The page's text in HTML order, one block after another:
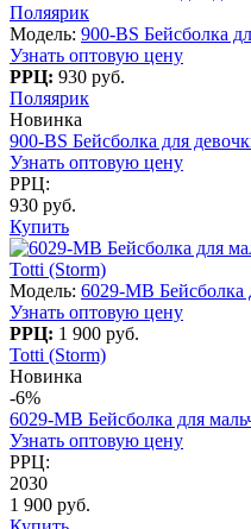
Поляярик
Модель: 900-BS Бейсболка
Узнать оптовую цену
РРЦ: 930 руб.
Поляярик
Новинка
900-BS Бейсболка для
Узнать оптовую цену
РРЦ:
930 руб.
Купить
Totti (Storm)
Модель: 6029-MB Бейсболка
Узнать оптовую цену
РРЦ: 1 900 руб.
Totti (Storm)
Новинка
-6%
6029-MB Бейсболка для
Узнать оптовую цену
РРЦ:
2030
1 900 руб.